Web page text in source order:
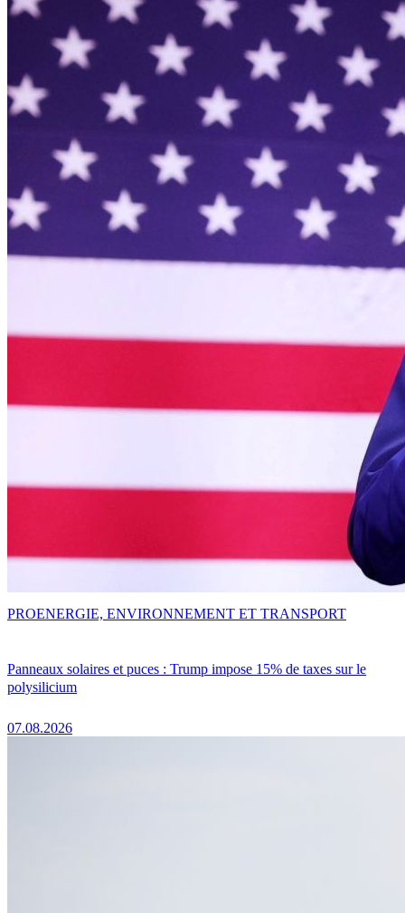
Panneaux solaires et puces : Trump impose 15% de taxes sur le
polysilicium
07.08.2026
PROENERGIE, ENVIRONNEMENT ET TRANSPORT